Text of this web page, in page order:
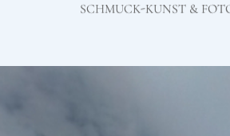
SCHMUCK-KUNST &